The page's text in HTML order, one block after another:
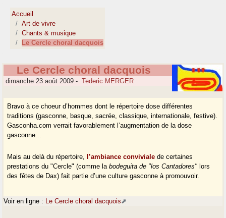
Accueil
Art de vivre
Chants & musique
Le Cercle choral dacquois
Le Cercle choral dacquois
dimanche 23 août 2009 - Tederic MERGER
Bravo à ce choeur d’hommes dont le répertoire dose différentes
traditions (gasconne, basque, sacrée, classique, internationale, festive).
Gasconha.com verrait favorablement l’augmentation de la dose
gasconne...
Mais au delà du répertoire, l’ambiance conviviale de certaines
prestations du "Cercle" (comme labodeguita de "los Cantadores" lors
des fêtes de Dax) fait partie d’une culture gasconne à promouvoir.
Voir en ligne : Le Cercle choral dacquois